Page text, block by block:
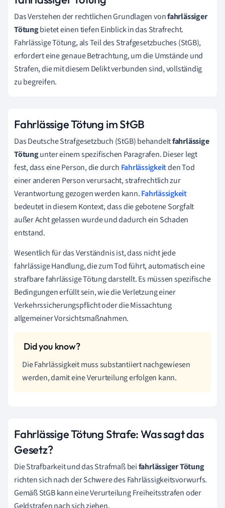
Das Verstehen der rechtlichen Grundlagen vonfahrlässiger
Tötungbietet einen tiefen Einblick in das Strafrecht.
Fahrlässige Tötung, als Teil des Strafgesetzbuches (StGB),
erfordert eine genaue Betrachtung, um die Umstände und
Strafen, die mit diesem Delikt verbunden sind, vollständig
zu begreifen.
Fahrlässige Tötung im StGB
Das Deutsche Strafgesetzbuch (StGB) behandeltfahrlässige
Tötungunter einem spezifischen Paragrafen. Dieser legt
fest, dass eine Person, die durch Fahrlässigkeitden Tod
einer anderen Person verursacht, strafrechtlich zur
Verantwortung gezogen werden kann.Fahrlässigkeit
bedeutet in diesem Kontext, dass die gebotene Sorgfalt
außer Acht gelassen wurde und dadurch ein Schaden
entstand.
Wesentlich für das Verständnis ist, dass nicht jede
fahrlässige Handlung, die zum Tod führt, automatisch eine
strafbare fahrlässige Tötung darstellt. Es müssen spezifische
Bedingungen erfüllt sein, wie die Verletzung einer
Verkehrssicherungspflicht oder die Missachtung
allgemeiner Vorsichtsmaßnahmen.
Die Fahrlässigkeit muss substantiiert nachgewiesen
werden, damit eine Verurteilung erfolgen kann.
Fahrlässige Tötung Strafe: Was sagt das
Gesetz?
Die Strafbarkeit und das Strafmaß beifahrlässiger Tötung
richten sich nach der Schwere des Fahrlässigkeitsvorwurfs.
Gemäß StGB kann eine Verurteilung Freiheitsstrafen oder
Geldstrafen nach sich ziehen.